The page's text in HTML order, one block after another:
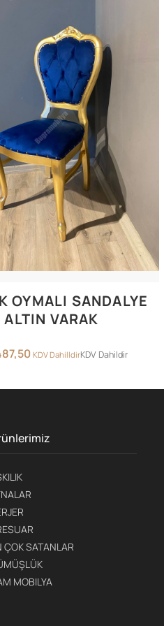
OYMALI SANDALYE
ALTIN VARAK
KDV DahilldirKDV Dahildir
ÇOK SATANLAR
MOBILYA